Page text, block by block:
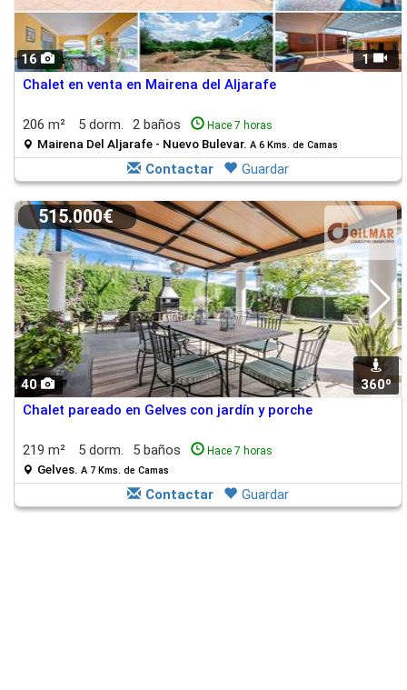
16 1
Chalet en venta en Mairena del Aljarafe
206 m² 5 dorm. 2 baños Hace 7 horas
Mairena Del Aljarafe - Nuevo Bulevar. A 6 Kms. de Camas
Contactar Guardar
40 360º
515.000€
Chalet pareado en Gelves con jardín y porche
219 m² 5 dorm. 5 baños Hace 7 horas
Gelves. A 7 Kms. de Camas
Contactar Guardar